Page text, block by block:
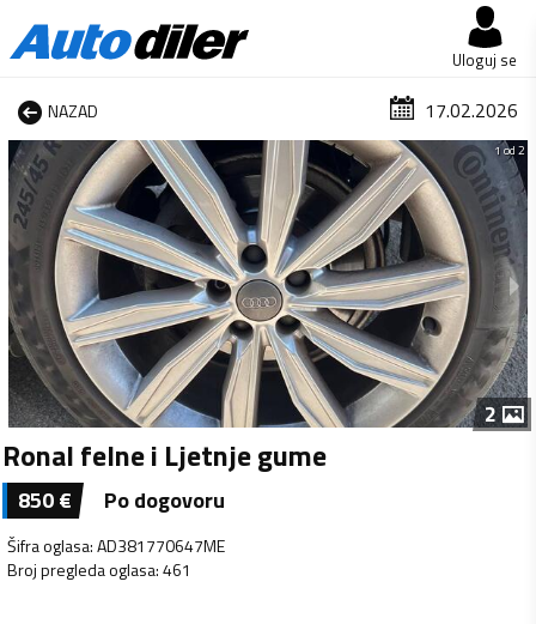
Uloguj se
NAZAD 17.02.2026
1 od 2
2
Ronal felne i Ljetnje gume
850€ Po dogovoru
Šifra oglasa:AD381770647ME
Broj pregleda oglasa:461